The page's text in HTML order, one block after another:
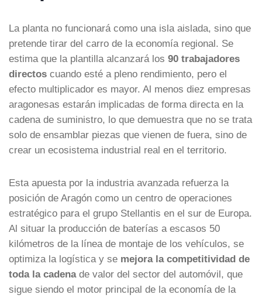
La planta no funcionará como una isla aislada, sino que
pretende tirar del carro de la economía regional. Se
estima que la plantilla alcanzará los 90 trabajadores
directos cuando esté a pleno rendimiento, pero el
efecto multiplicador es mayor. Al menos diez empresas
aragonesas estarán implicadas de forma directa en la
cadena de suministro, lo que demuestra que no se trata
solo de ensamblar piezas que vienen de fuera, sino de
crear un ecosistema industrial real en el territorio.
Esta apuesta por la industria avanzada refuerza la
posición de Aragón como un centro de operaciones
estratégico para el grupo Stellantis en el sur de Europa.
Al situar la producción de baterías a escasos 50
kilómetros de la línea de montaje de los vehículos, se
optimiza la logística y se mejora la competitividad de
toda la cadenade valor del sector del automóvil, que
sigue siendo el motor principal de la economía de la